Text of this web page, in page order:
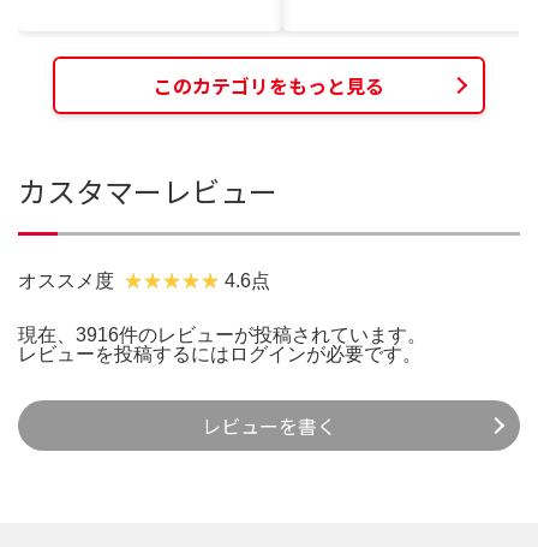
このカテゴリをもっと見る
カスタマーレビュー
オススメ度 4.6点
現在、3916件のレビューが投稿されています。
レビューを投稿するには ログインが必要です。
レビューを書く